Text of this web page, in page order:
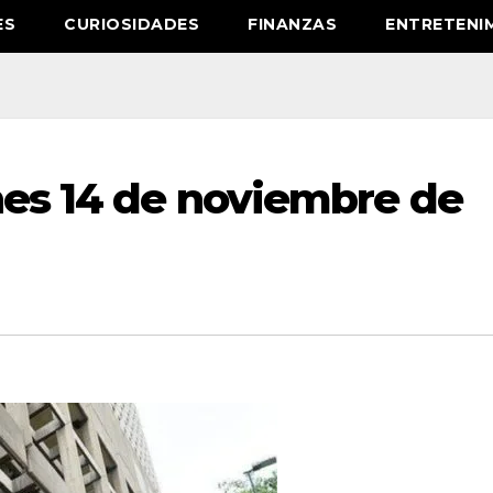
CURIOSIDADES FINANZAS
14 de noviembre de